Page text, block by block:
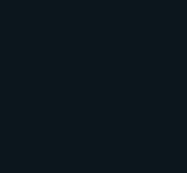
im Auftrag der Fa. C
Tabakwaren und
Mitte Mai 1997
mehr. Es entstand
eigenständige
hierfür vor